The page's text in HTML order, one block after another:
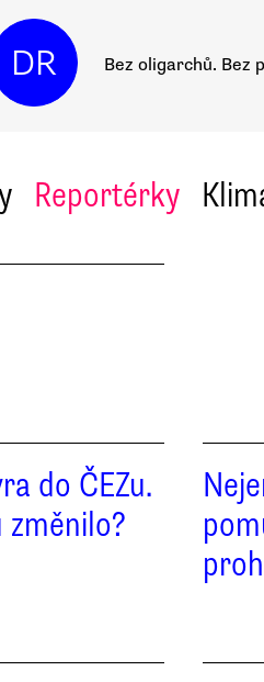
DR Bez oligarchů. Bez
Reportérky
do ČEZu.
změnilo?